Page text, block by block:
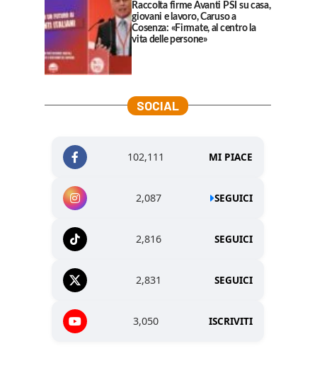
Raccolta firme Avanti PSI su casa,
giovani e lavoro, Caruso a
Cosenza: «Firmate, al centro la
vita delle persone»
SOCIAL
102,111 MI PIACE
2,087 SEGUICI
2,816 SEGUICI
2,831 SEGUICI
3,050 ISCRIVITI